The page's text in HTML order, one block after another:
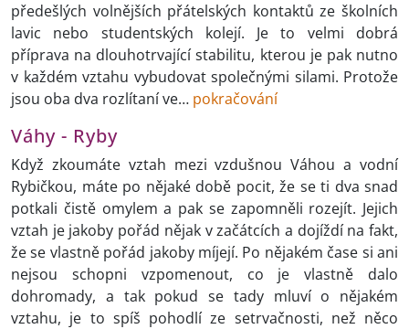
předešlých volnějších přátelských kontaktů ze školních
lavic nebo studentských kolejí. Je to velmi dobrá
příprava na dlouhotrvající stabilitu, kterou je pak nutno
v každém vztahu vybudovat společnými silami. Protože
jsou oba dva rozlítaní ve… pokračování
Váhy - Ryby
Když zkoumáte vztah mezi vzdušnou Váhou a vodní
Rybičkou, máte po nějaké době pocit, že se ti dva snad
potkali čistě omylem a pak se zapomněli rozejít. Jejich
vztah je jakoby pořád nějak v začátcích a dojíždí na fakt,
že se vlastně pořád jakoby míjejí. Po nějakém čase si ani
nejsou schopni vzpomenout, co je vlastně dalo
dohromady, a tak pokud se tady mluví o nějakém
vztahu, je to spíš pohodlí ze setrvačnosti, než něco